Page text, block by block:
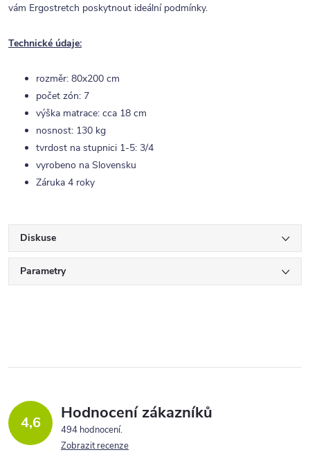
vám Ergostretch poskytnout ideální podmínky.
Technické údaje:
rozměr: 80x200 cm
počet zón: 7
výška matrace: cca 18 cm
nosnost: 130 kg
tvrdost na stupnici 1-5: 3/4
vyrobeno na Slovensku
Záruka 4 roky
Diskuse
Parametry
4,6 Hodnocení zákazníků
494 hodnocení
Zobrazit recenze